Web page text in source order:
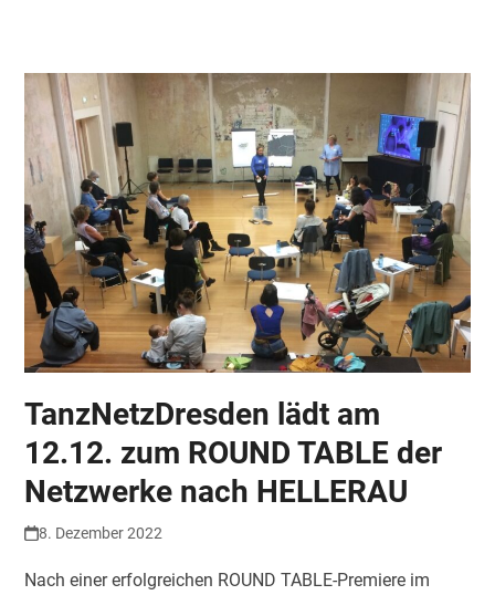
menu
menu
TanzNetzDresden lädt am
12.12. zum ROUND TABLE der
Netzwerke nach HELLERAU
8. Dezember 2022
Nach einer erfolgreichen ROUND TABLE-Premiere im